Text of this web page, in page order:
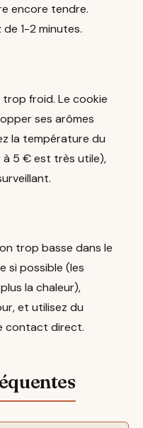
encore tendre.
1-2 minutes.
froid. Le cookie
ses arômes
la température du
5 € est très utile),
trop basse dans le
si possible (les
la chaleur),
et utilisez du
contact direct.